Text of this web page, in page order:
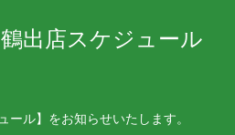
出店スケジュール
ール】をお知らせいたします。